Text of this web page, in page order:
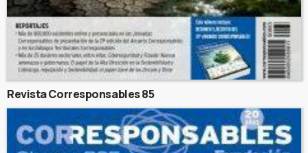
Revista Corresponsables 85